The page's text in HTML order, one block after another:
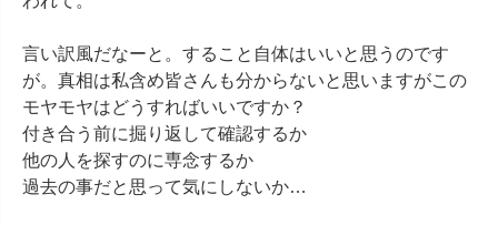
言い訳風だなーと。すること自体はいいと思うのです
が。真相は私含め皆さんも分からないと思いますがこの
モヤモヤはどうすればいいですか？
付き合う前に掘り返して確認するか
他の人を探すのに専念するか
過去の事だと思って気にしないか…